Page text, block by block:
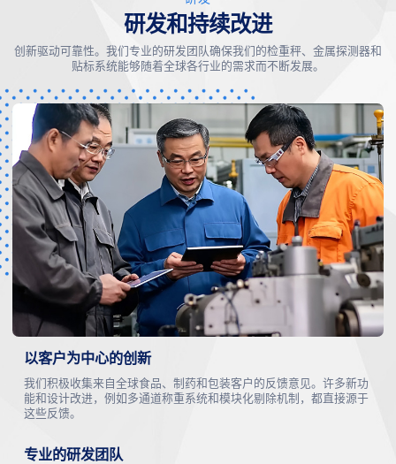
研发和持续改进
创新驱动可靠性。我们专业的研发团队确保我们的检重秤、金属探测器和
贴标系统能够随着全球各行业的需求而不断发展。
以客户为中心的创新
我们积极收集来自全球食品、制药和包装客户的反馈意见。许多新功
能和设计改进，例如多通道称重系统和模块化剔除机制，都直接源于
这些反馈。
专业的研发团队